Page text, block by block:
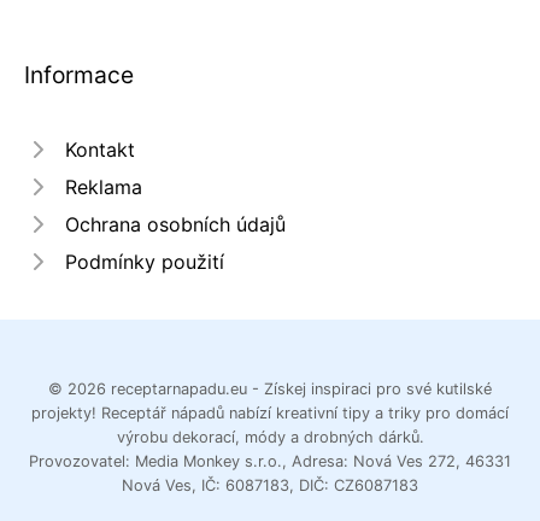
Informace
Kontakt
Reklama
Ochrana osobních údajů
Podmínky použití
© 2026 receptarnapadu.eu - Získej inspiraci pro své kutilské
projekty! Receptář nápadů nabízí kreativní tipy a triky pro domácí
výrobu dekorací, módy a drobných dárků.
Provozovatel: Media Monkey s.r.o., Adresa: Nová Ves 272, 46331
Nová Ves, IČ: 6087183, DIČ: CZ6087183